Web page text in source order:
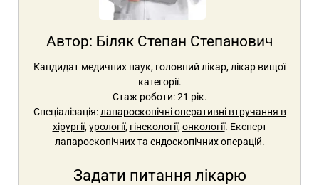
Автор: Біляк Степан Степанович
Кандидат медичних наук, головний лікар, лікар вищої
категорії.
Стаж роботи: 21 рік.
Спеціалізація:лапароскопічні оперативні втручання в
хірургії,урології, гінекології,онкології. Експерт
лапароскопічних та ендоскопічних операцій.
Задати питання лікарю